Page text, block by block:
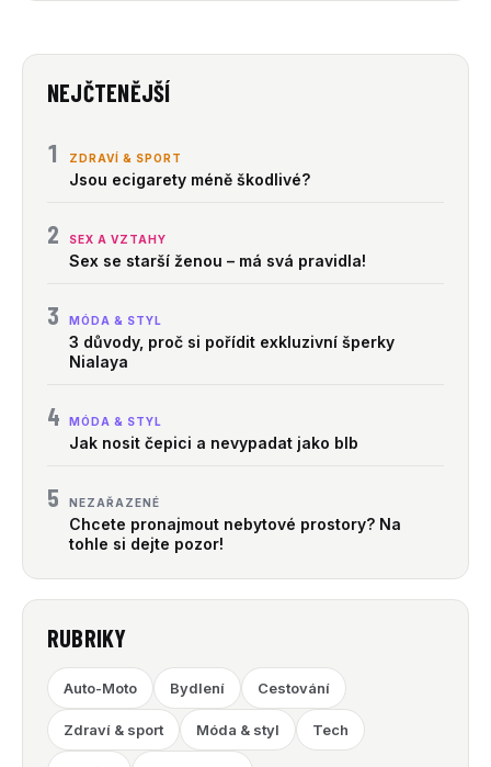
NEJČTENĚJŠÍ
1 ZDRAVÍ & SPORT
Jsou ecigarety méně škodlivé?
2 SEX A VZTAHY
Sex se starší ženou – má svá pravidla!
3 MÓDA & STYL
3 důvody, proč si pořídit exkluzivní šperky
Nialaya
4 MÓDA & STYL
Jak nosit čepici a nevypadat jako blb
5 NEZAŘAZENÉ
Chcete pronajmout nebytové prostory? Na
tohle si dejte pozor!
RUBRIKY
Auto-Moto Bydlení Cestování
Zdraví & sport Móda & styl Tech